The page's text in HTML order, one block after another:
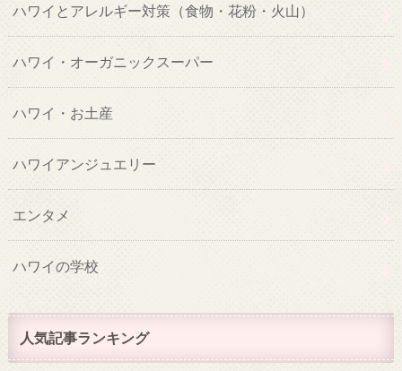
ハワイとアレルギー対策（食物・花粉・火山）
ハワイ・オーガニックスーパー
ハワイ・お土産
ハワイアンジュエリー
エンタメ
ハワイの学校
人気記事ランキング